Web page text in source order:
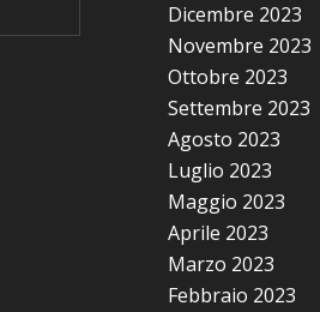
Dicembre 2023
Novembre 2023
Ottobre 2023
Settembre 2023
Agosto 2023
Luglio 2023
Maggio 2023
Aprile 2023
Marzo 2023
Febbraio 2023